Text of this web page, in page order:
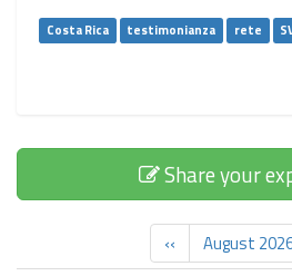
Costa Rica testimonianza rete
Share your
‹‹ August